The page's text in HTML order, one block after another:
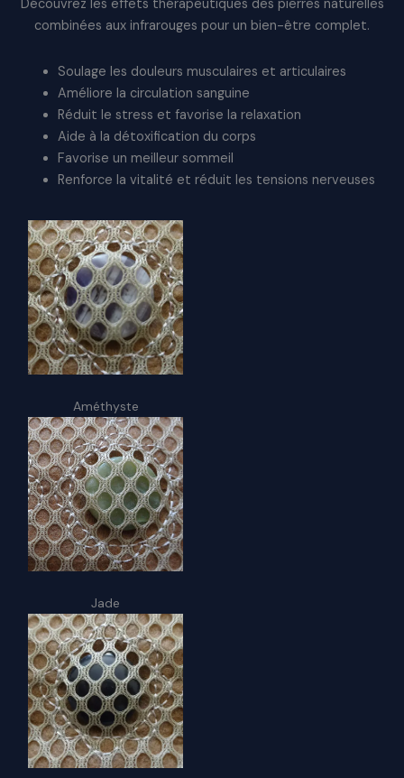
Découvrez les effets thérapeutiques des pierres naturelles
combinées aux infrarouges pour un bien-être complet.
Soulage les douleurs musculaires et articulaires
Améliore la circulation sanguine
Réduit le stress et favorise la relaxation
Aide à la détoxification du corps
Favorise un meilleur sommeil
Renforce la vitalité et réduit les tensions nerveuses
Améthyste
Jade